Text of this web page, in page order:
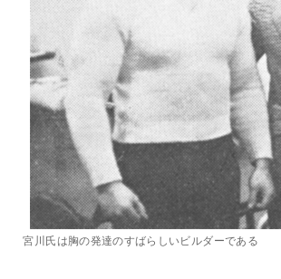
宮川氏は胸の発達のすばらしいビルダーである